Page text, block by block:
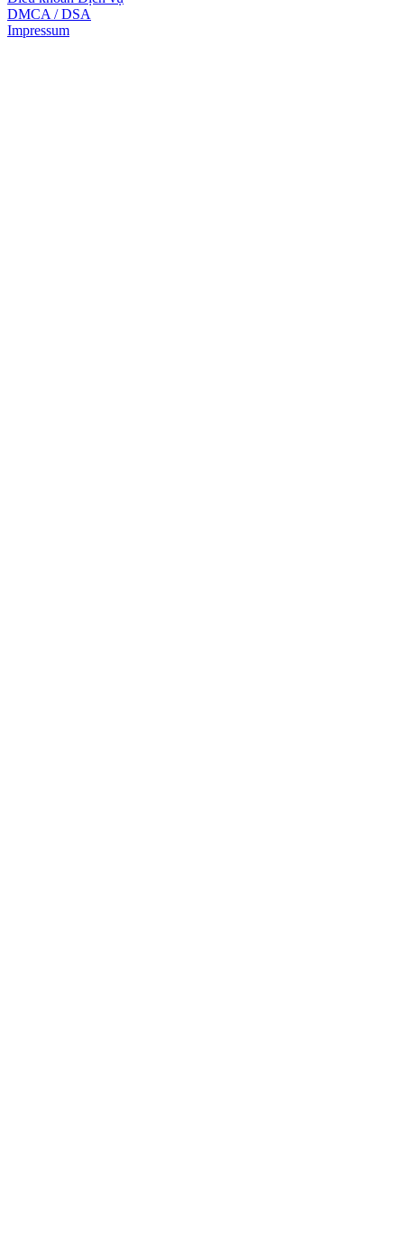
DMCA / DSA
Impressum